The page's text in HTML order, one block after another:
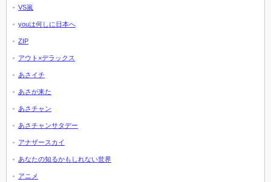
VS嵐
youは何しに日本へ
ZIP
アウト×デラックス
あさイチ
あさが来た
あさチャン
あさチャンサタデー
アナザースカイ
あなたの知るかもしれない世界
アニメ